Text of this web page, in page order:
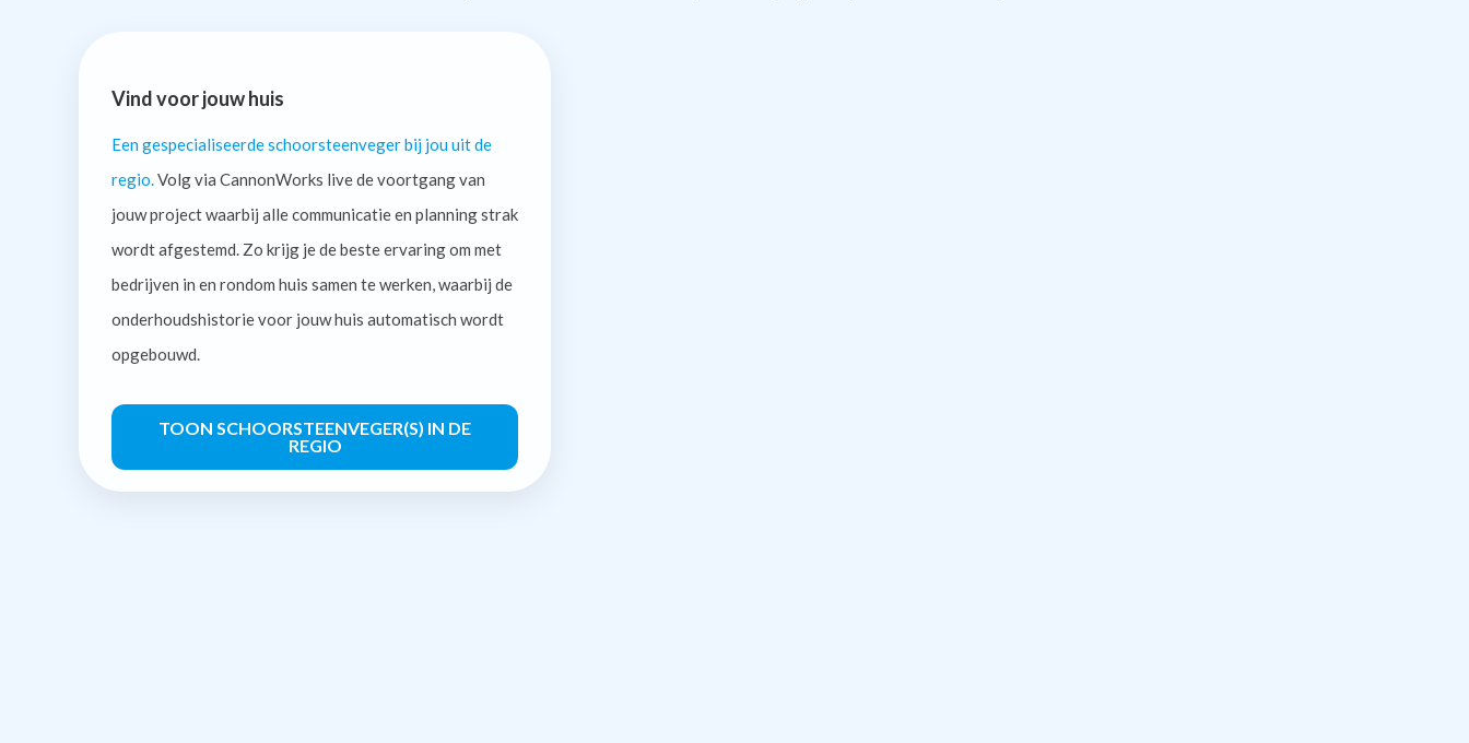
Vind voor jouw huis
Een gespecialiseerde schoorsteenveger bij jou uit de
regio. Volg via CannonWorks live de voortgang van
jouw project waarbij alle communicatie en planning strak
wordt afgestemd. Zo krijg je de beste ervaring om met
bedrijven in en rondom huis samen te werken, waarbij de
onderhoudshistorie voor jouw huis automatisch wordt
opgebouwd.
TOON SCHOORSTEENVEGER(S) IN DE
REGIO